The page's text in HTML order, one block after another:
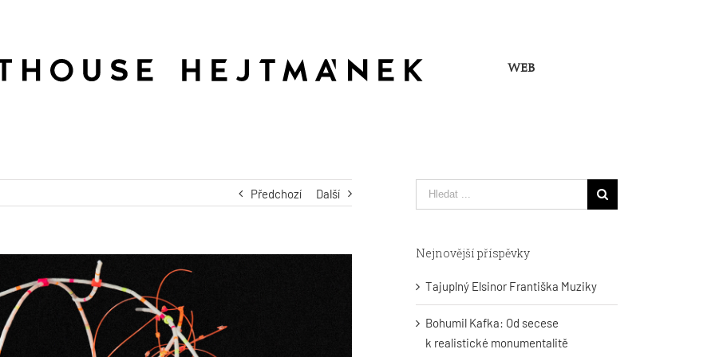
WEB
Předchozí Další
Hledat
...
Nejnovější příspěvky
Tajuplný Elsinor Františka Muziky
Bohumil Kafka: Od secese
k realistické monumentalitě